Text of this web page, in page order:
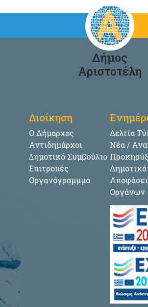
Δήμος
Αριστοτέλη
Διοίκηση
Ο Δήμαρχος
Αντιδημάρχοι
∆ημοτικό Συμβούλιο
Επιτροπές
Οργανόγραμμμα
Δελτία
Νέα /
Οργάνων